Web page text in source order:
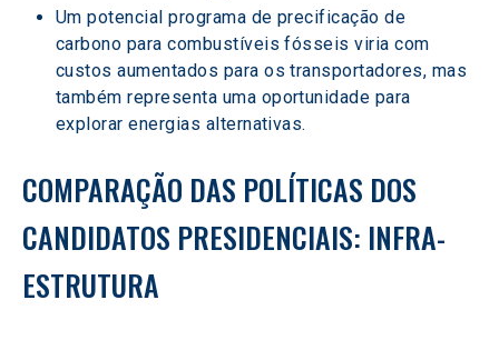
Um potencial programa de precificação de
carbono para combustíveis fósseis viria com
custos aumentados para os transportadores, mas
também representa uma oportunidade para
explorar energias alternativas.
COMPARAÇÃO DAS POLÍTICAS DOS
CANDIDATOS PRESIDENCIAIS: INFRA-
ESTRUTURA